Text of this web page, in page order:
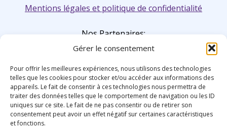
Gérer le consentement
Pour offrir les meilleures expériences, nous utilisons des technologies
telles que les cookies pour stocker et/ou accéder aux informations des
appareils. Le fait de consentir à ces technologies nous permettra de
traiter des données telles que le comportement de navigation ou les ID
uniques sur ce site. Le fait de ne pas consentir ou de retirer son
consentement peut avoir un effet négatif sur certaines caractéristiques
et fonctions.
Mentions légales et politique de confidentialité
Nos Partenaires: